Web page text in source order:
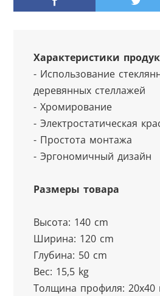
Характеристики
- Использование
деревянных стеллажей
- Хромирование
- Электростатическая
- Простота монтажа
- Эргономичный дизайн
Размеры товара
Высота: 140 cm
Ширина: 120 cm
Глубина: 50 cm
Вес: 15,5 kg
Толщина профиля: 20x40